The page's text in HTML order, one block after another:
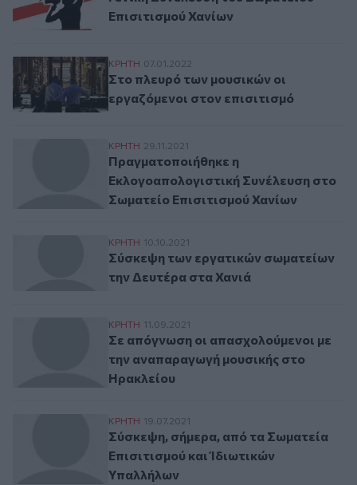
Επισιτισμού Χανίων
Στο πλευρό των μουσικών οι εργαζόμενοι
ΚΡΗΤΗ 07.01.2022
Στο πλευρό των μουσικών οι
εργαζόμενοι στον επισιτισμό
Πραγματοποιήθηκε η
ΚΡΗΤΗ 29.11.2021
Πραγματοποιήθηκε η
Εκλογοαπολογιστική Συνέλευση στο
Σωματείο Επισιτισμού Χανίων
Σύσκεψη των εργατικών σωματείων την
ΚΡΗΤΗ 10.10.2021
Σύσκεψη των εργατικών σωματείων
την Δευτέρα στα Χανιά
Σε απόγνωση οι απασχολούμενοι με την
ΚΡΗΤΗ 11.09.2021
Σε απόγνωση οι απασχολούμενοι με
την αναπαραγωγή μουσικής στο
Ηρακλείου
Σύσκεψη, σήμερα, από τα Σωματεία
ΚΡΗΤΗ 19.07.2021
Σύσκεψη, σήμερα, από τα Σωματεία
Επισιτισμού και Ίδιωτικών
Υπαλλήλων